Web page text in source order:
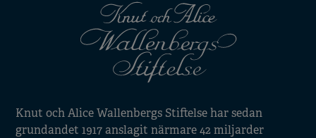
Knut och Alice Wallenbergs Stiftelse har sedan
grundandet 1917 anslagit närmare 42 miljarder